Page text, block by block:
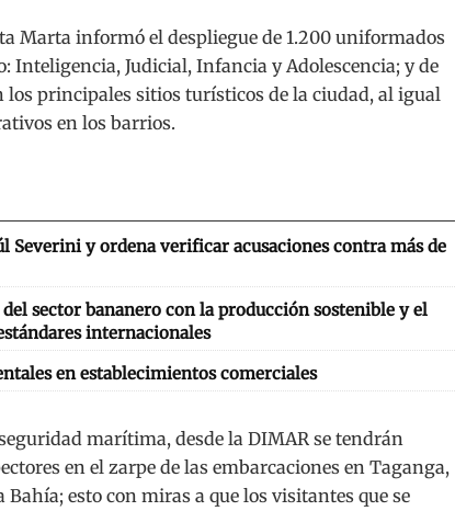
Marta informó el despliegue de 1.200 uniformados
Inteligencia, Judicial, Infancia y Adolescencia; y de
los principales sitios turísticos de la ciudad, al igual
en los barrios.
Severini y ordena verificar acusaciones contra más de
sector bananero con la producción sostenible y el
internacionales
en establecimientos comerciales
marítima, desde la DIMAR se tendrán
en el zarpe de las embarcaciones en Taganga,
esto con miras a que los visitantes que se